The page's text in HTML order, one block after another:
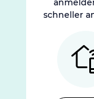
schneller